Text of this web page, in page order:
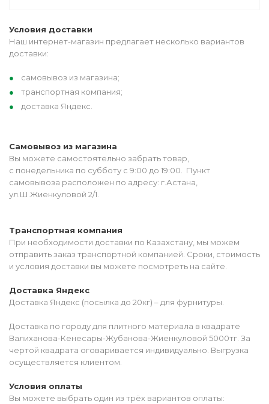
Условия доставки
Наш интернет-магазин предлагает несколько вариантов
доставки:
самовывоз из магазина;
транспортная компания;
доставка Яндекс.
Самовывоз из магазина
Вы можете самостоятельно забрать товар,
с понедельника по субботу с 9:00 до 19:00. Пункт
самовывоза расположен по адресу: г.Астана,
ул.Ш.Жиенкуловой 2/1.
Транспортная компания
При необходимости доставки по Казахстану, мы можем
отправить заказ транспортной компанией. Сроки, стоимость
и условия доставки вы можете посмотреть на сайте.
Доставка Яндекс
Доставка Яндекс (посылка до 20кг) – для фурнитуры.
Доставка по городу для плитного материала в квадрате
Валиханова-Кенесары-Жубанова-Жиенкуловой 5000тг. За
чертой квадрата оговаривается индивидуально. Выгрузка
осуществляется клиентом.
Условия оплаты
Вы можете выбрать один из трёх вариантов оплаты: